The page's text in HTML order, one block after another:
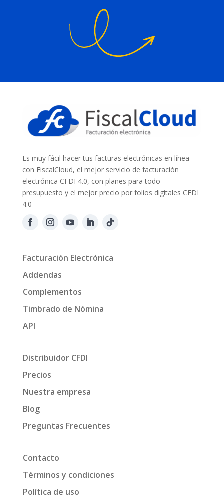
Es muy fácil hacer tus facturas electrónicas en línea
con FiscalCloud, el mejor servicio de facturación
electrónica CFDI 4.0, con planes para todo
presupuesto y el mejor precio por folios digitales CFDI
4.0
Facturación Electrónica
Addendas
Complementos
Timbrado de Nómina
API
Distribuidor CFDI
Precios
Nuestra empresa
Blog
Preguntas Frecuentes
Contacto
Términos y condiciones
Política de uso